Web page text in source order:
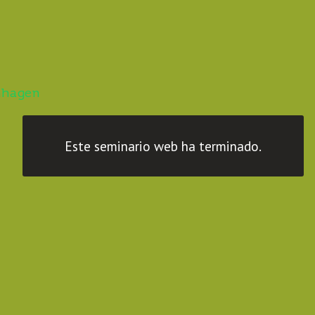
Este seminario web ha terminado.